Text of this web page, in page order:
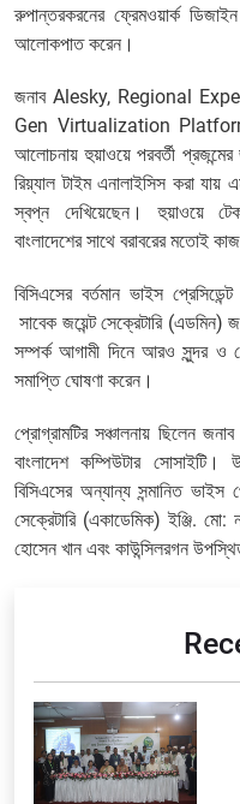
রুপান্তরকরনের ফ্রেমওয়ার্ক
আলোকপাত করেন।
জনাব Alesky, Regional
Gen Virtualization Platform
আলোচনায় হুয়াওয়ে পরবর্তী
রিয়্যাল টাইম এনালাইসিস করা যায়
স্বপ্ন দেখিয়েছেন। হুয়াওয়ে
বাংলাদেশের সাথে বরাবরের মতোই
বিসিএসের বর্তমান ভাইস
সাবেক জয়েন্ট সেক্রেটারি (এডমিন)
সম্পর্ক আগামী দিনে আরও সুন্দর ও
সমাপ্তি ঘোষণা করেন।
প্রোগ্রামটির সঞ্চালনায় ছিলেন
বাংলাদেশ কম্পিউটার
বিসিএসের অন্যান্য সন্মানিত ভাইস
সেক্রেটারি (একাডেমিক) ইঞ্জি. মো:
হোসেন খান এবং কাউন্সিলরগন